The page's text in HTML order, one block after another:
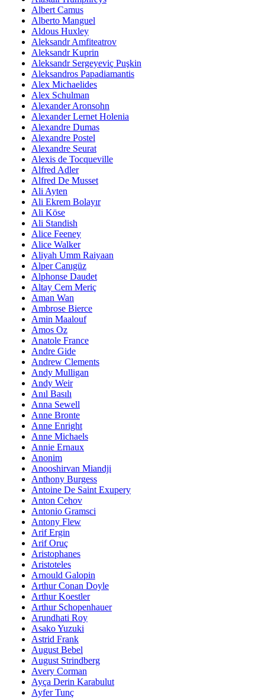
Albert Camus
Alberto Manguel
Aldous Huxley
Aleksandr Amfiteatrov
Aleksandr Kuprin
Aleksandr Sergeyeviç Puşkin
Aleksandros Papadiamantis
Alex Michaelides
Alex Schulman
Alexander Aronsohn
Alexander Lernet Holenia
Alexandre Dumas
Alexandre Postel
Alexandre Seurat
Alexis de Tocqueville
Alfred Adler
Alfred De Musset
Ali Ayten
Ali Ekrem Bolayır
Ali Köse
Ali Standish
Alice Feeney
Alice Walker
Aliyah Umm Raiyaan
Alper Canıgüz
Alphonse Daudet
Altay Cem Meriç
Aman Wan
Ambrose Bierce
Amin Maalouf
Amos Oz
Anatole France
Andre Gide
Andrew Clements
Andy Mulligan
Andy Weir
Anıl Basılı
Anna Sewell
Anne Bronte
Anne Enright
Anne Michaels
Annie Ernaux
Anonim
Anooshirvan Miandji
Anthony Burgess
Antoine De Saint Exupery
Anton Cehov
Antonio Gramsci
Antony Flew
Arif Ergin
Arif Oruç
Aristophanes
Aristoteles
Arnould Galopin
Arthur Conan Doyle
Arthur Koestler
Arthur Schopenhauer
Arundhati Roy
Asako Yuzuki
Astrid Frank
August Bebel
August Strindberg
Avery Corman
Ayça Derin Karabulut
Ayfer Tunç